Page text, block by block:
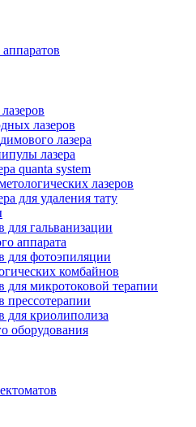
лазеров
лазера
лазера
quanta system
лазеров
для удаления тату
для гальванизации
аппарата
для фотоэпиляции
комбайнов
для микротоковой терапии
прессотерапии
для криолиполиза
оборудования